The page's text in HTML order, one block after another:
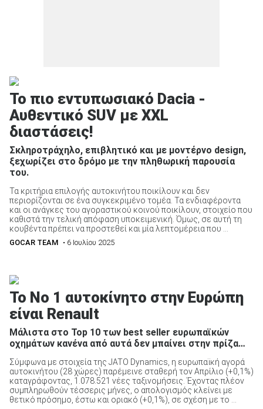
Το πιο εντυπωσιακό Dacia -
Αυθεντικό SUV με XXL
διαστάσεις!
Σκληροτράχηλο, επιβλητικό και με μοντέρνο design,
ξεχωρίζει στο δρόμο με την πληθωρική παρουσία
του.
Τα κριτήρια επιλογής αυτοκινήτου ποικίλουν και δεν
περιορίζονται σε ένα συγκεκριμένο τομέα. Τα ενδιαφέροντα
και οι ανάγκες του αγοραστικού κοινού ποικίλουν, στοιχείο που
καθιστά την τελική απόφαση υποκειμενική. Όμως, σε αυτή τη
κουβέντα πρέπει να προστεθεί και μία λεπτομέρεια που ...
GOCAR TEAM • 6 Ιουλίου 2025
Το Νο 1 αυτοκίνητο στην Ευρώπη
είναι Renault
Μάλιστα στο Top 10 των best seller ευρωπαϊκών
οχημάτων κανένα από αυτά δεν μπαίνει στην πρίζα…
Σύμφωνα με στοιχεία της JATO Dynamics, η ευρωπαϊκή αγορά
αυτοκινήτου (28 χώρες) παρέμεινε σταθερή τον Απρίλιο (+0,1%)
καταγράφοντας, 1.078.521 νέες ταξινομήσεις. Έχοντας πλέον
συμπληρωθούν τέσσερις μήνες, ο απολογισμός κλείνει με
θετικό πρόσημο, έστω και οριακό (+0,1%), σε σχέση με το ...